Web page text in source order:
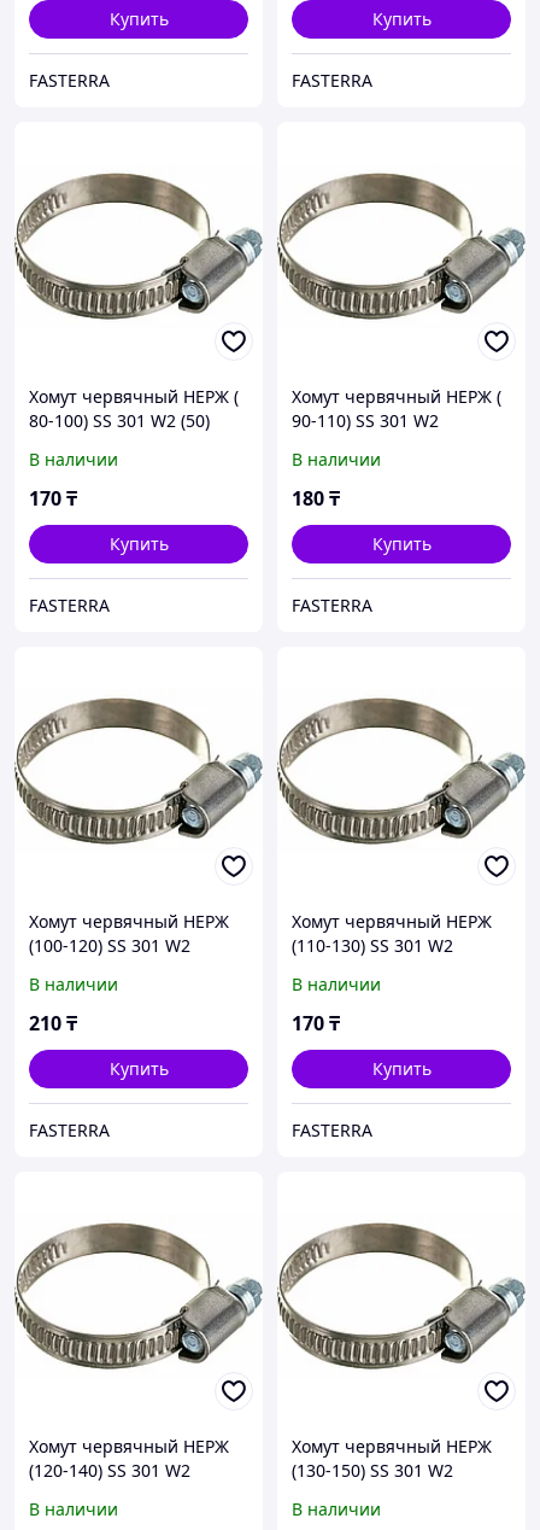
Купить
FASTERRA
Купить
FASTERRA
Хомут червячный НЕРЖ (
80-100) SS 301 W2 (50)
В наличии
170₸
Купить
FASTERRA
Хомут червячный НЕРЖ (
90-110) SS 301 W2
В наличии
180₸
Купить
FASTERRA
Хомут червячный НЕРЖ
(100-120) SS 301 W2
В наличии
210₸
Купить
FASTERRA
Хомут червячный НЕРЖ
(110-130) SS 301 W2
В наличии
170₸
Купить
FASTERRA
Хомут червячный НЕРЖ
(120-140) SS 301 W2
В наличии
Хомут червячный НЕРЖ
(130-150) SS 301 W2
В наличии